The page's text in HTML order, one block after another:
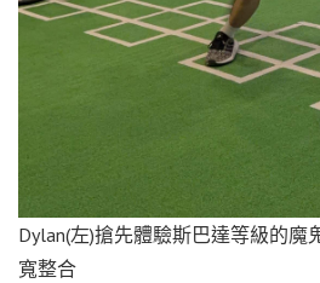
Dylan(左)搶先體驗斯巴達等級的
寬整合